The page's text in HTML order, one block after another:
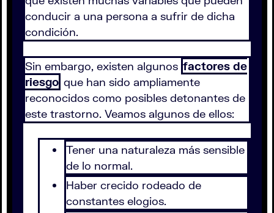
conducir a una persona a sufrir de dicha
condición.
Sin embargo, existen algunos factores de
riesgo que han sido ampliamente
reconocidos como posibles detonantes de
este trastorno. Veamos algunos de ellos:
Tener una naturaleza más sensible
de lo normal.
Haber crecido rodeado de
constantes elogios.